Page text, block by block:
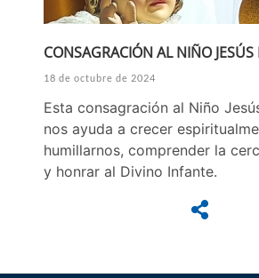
CONSAGRACIÓN AL NIÑO
18 de octubre de 2024
Esta consagración al Niño
nos ayuda a crecer
humillarnos, comprender la
y honrar al Divino Infante.